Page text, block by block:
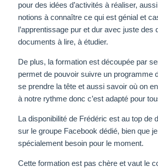
pour des idées d’activités à réaliser,
notions à connaître ce qui est génial et
l’apprentissage pur et dur avec juste des
documents à lire, à étudier.
De plus, la formation est découpée par
permet de pouvoir suivre un programme
se prendre la tête et aussi savoir où on
à notre rythme donc c’est adapté pour
La disponibilité de Frédéric est au top de
sur le groupe Facebook dédié, bien que je
spécialement besoin pour le moment.
Cette formation est pas chère et vaut le